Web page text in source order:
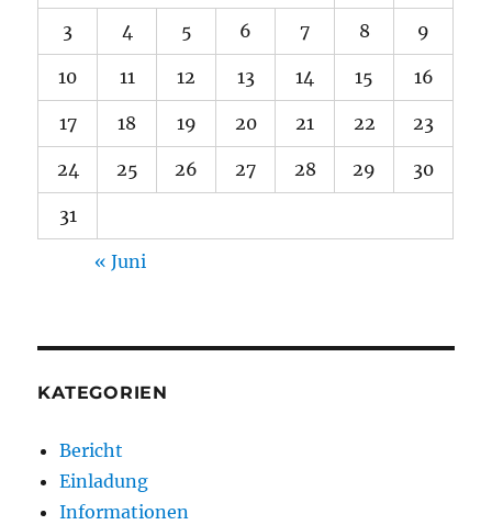
3 4 5 6 7 8 9
10 11 12 13 14 15 16
17 18 19 20 21 22 23
24 25 26 27 28 29 30
31
« Juni
KATEGORIEN
Bericht
Einladung
Informationen